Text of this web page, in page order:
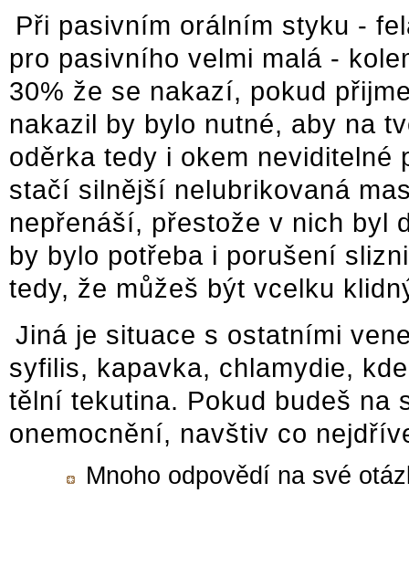
Při pasivním orálním styku -
pro pasivního velmi malá -
30% že se nakazí, pokud
nakazil by bylo nutné, aby na
oděrka tedy i okem
stačí silnější nelubrikovaná
nepřenáší, přestože v nich byl
by bylo potřeba i porušení
tedy, že můžeš být vcelku
Jiná je situace s ostatními
syfilis, kapavka, chlamydie,
tělní tekutina. Pokud budeš na
onemocnění, navštiv co
Mnoho odpovědí na své